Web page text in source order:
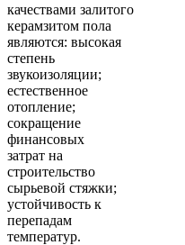
качествами залитого
керамзитом пола
являются: высокая
степень
звукоизоляции;
естественное
отопление;
сокращение
финансовых
затрат на
строительство
сырьевой стяжки;
устойчивость к
перепадам
температур.